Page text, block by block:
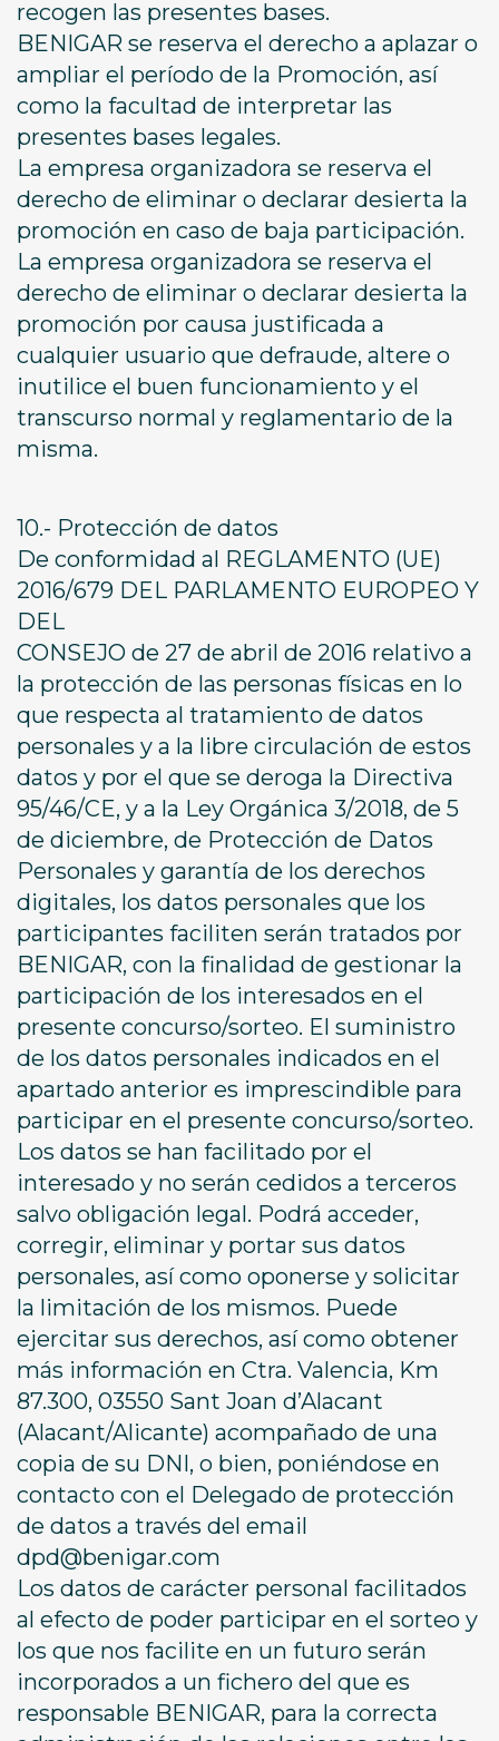
recogen las presentes bases.
BENIGAR se reserva el derecho a aplazar o
ampliar el período de la Promoción, así
como la facultad de interpretar las
presentes bases legales.
La empresa organizadora se reserva el
derecho de eliminar o declarar desierta la
promoción en caso de baja participación.
La empresa organizadora se reserva el
derecho de eliminar o declarar desierta la
promoción por causa justificada a
cualquier usuario que defraude, altere o
inutilice el buen funcionamiento y el
transcurso normal y reglamentario de la
misma.
10.- Protección de datos
De conformidad al REGLAMENTO (UE)
2016/679 DEL PARLAMENTO EUROPEO Y
DEL
CONSEJO de 27 de abril de 2016 relativo a
la protección de las personas físicas en lo
que respecta al tratamiento de datos
personales y a la libre circulación de estos
datos y por el que se deroga la Directiva
95/46/CE, y a la Ley Orgánica 3/2018, de 5
de diciembre, de Protección de Datos
Personales y garantía de los derechos
digitales, los datos personales que los
participantes faciliten serán tratados por
BENIGAR, con la finalidad de gestionar la
participación de los interesados en el
presente concurso/sorteo. El suministro
de los datos personales indicados en el
apartado anterior es imprescindible para
participar en el presente concurso/sorteo.
Los datos se han facilitado por el
interesado y no serán cedidos a terceros
salvo obligación legal. Podrá acceder,
corregir, eliminar y portar sus datos
personales, así como oponerse y solicitar
la limitación de los mismos. Puede
ejercitar sus derechos, así como obtener
más información en Ctra. Valencia, Km
87.300, 03550 Sant Joan d’Alacant
(Alacant/Alicante) acompañado de una
copia de su DNI, o bien, poniéndose en
contacto con el Delegado de protección
de datos a través del email
dpd@benigar.com
Los datos de carácter personal facilitados
al efecto de poder participar en el sorteo y
los que nos facilite en un futuro serán
incorporados a un fichero del que es
responsable BENIGAR, para la correcta